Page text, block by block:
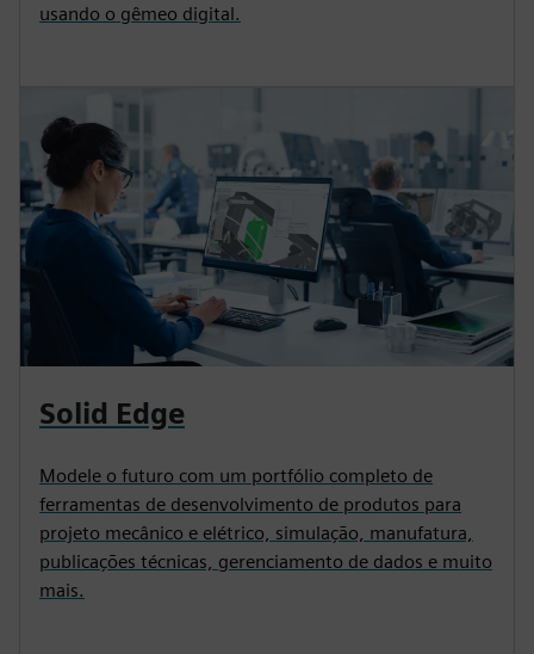
usando o gêmeo digital.
Solid Edge
Modele o futuro com um portfólio completo de
ferramentas de desenvolvimento de produtos para
projeto mecânico e elétrico, simulação, manufatura,
publicações técnicas, gerenciamento de dados e muito
mais.